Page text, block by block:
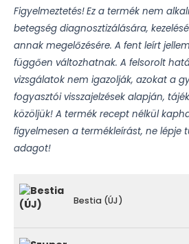
Figyelmeztetés!Ez a termék nem
betegség diagnosztizálására,
annak megelőzésére. A fent leírt
függően változhatnak. A felsorolt
vizsgálatok nem igazolják, azokat a
fogyasztói visszajelzések alapján,
közöljük! A termék recept nélkül
figyelmesen a termékleírást, ne lépje
adagot!
Bestia (ÚJ)